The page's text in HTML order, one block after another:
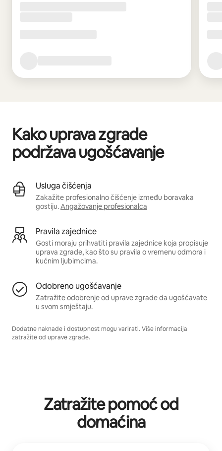
Kako uprava zgrade
podržava ugošćavanje
Usluga čišćenja
Zakažite profesionalno čišćenje između boravaka
gostiju.Angažovanje profesionalca
Pravila zajednice
Gosti moraju prihvatiti pravila zajednice koja propisuje
uprava zgrade, kao što su pravila o vremenu odmora i
kućnim ljubimcima.
Odobreno ugošćavanje
Zatražite odobrenje od uprave zgrade da ugošćavate
u svom smještaju.
Dodatne naknade i dostupnost mogu varirati. Više informacija
zatražite od uprave zgrade.
Zatražite pomoć od
domaćina